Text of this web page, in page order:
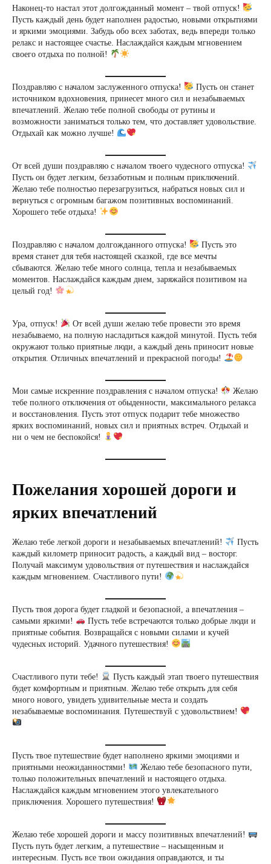
Наконец-то настал этот долгожданный момент – твой отпуск!
Пусть каждый день будет наполнен радостью, новыми открытиями
и яркими эмоциями. Забудь обо всех заботах, ведь впереди только
релакс и настоящее счастье. Наслаждайся каждым мгновением
своего отдыха по полной!
Поздравляю с началом заслуженного отпуска!
Пусть он станет
источником вдохновения, принесет много сил и незабываемых
впечатлений. Желаю тебе полной свободы от рутины и
возможности заниматься только тем, что доставляет удовольствие.
Отдыхай как можно лучше!
От всей души поздравляю с началом твоего чудесного отпуска!
Пусть он будет легким, беззаботным и полным приключений.
Желаю тебе полностью перезагрузиться, набраться новых сил и
вернуться с огромным багажом позитивных воспоминаний.
Хорошего тебе отдыха!
Поздравляю с началом долгожданного отпуска!
Пусть это
время станет для тебя настоящей сказкой, где все мечты
сбываются. Желаю тебе много солнца, тепла и незабываемых
моментов. Наслаждайся каждым днем, заряжайся позитивом на
целый год!
Ура, отпуск!
От всей души желаю тебе провести это время
незабываемо, на полную насладиться каждой минутой. Пусть тебя
окружают только приятные люди, а каждый день приносит новые
открытия. Отличных впечатлений и прекрасной погоды!
Мои самые искренние поздравления с началом отпуска!
Желаю
тебе полного отключения от обыденности, максимального релакса
и восстановления. Пусть этот отпуск подарит тебе множество
ярких воспоминаний, новых сил и приятных встреч. Отдыхай и
ни о чем не беспокойся!
Пожелания хорошей дороги и
ярких впечатлений
Желаю тебе легкой дороги и незабываемых впечатлений!
Пусть
каждый километр приносит радость, а каждый вид – восторг.
Получай максимум удовольствия от путешествия и наслаждайся
каждым мгновением. Счастливого пути!
Пусть твоя дорога будет гладкой и безопасной, а впечатления –
самыми яркими!
Пусть тебе встречаются только добрые люди и
приятные события. Возвращайся с новыми силами и кучей
чудесных историй. Удачного путешествия!
Счастливого пути тебе!
Пусть каждый этап твоего путешествия
будет комфортным и приятным. Желаю тебе открыть для себя
много нового, увидеть удивительные места и создать
незабываемые воспоминания. Путешествуй с удовольствием!
Пусть твое путешествие будет наполнено яркими эмоциями и
приятными неожиданностями!
Желаю тебе безопасного пути,
только положительных впечатлений и настоящего отдыха.
Наслаждайся каждым мгновением этого увлекательного
приключения. Хорошего путешествия!
Желаю тебе хорошей дороги и массу позитивных впечатлений!
Пусть путь будет легким, а путешествие – насыщенным и
интересным. Пусть все твои ожидания оправдаются, и ты